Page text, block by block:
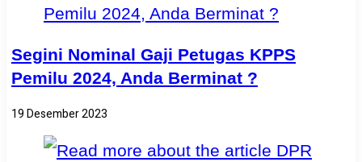
Segini Nominal Gaji Petugas KPPS
Pemilu 2024, Anda Berminat ?
19 Desember 2023